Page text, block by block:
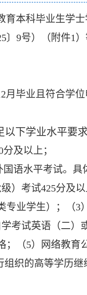
育本科毕业生学
9号）（附件1
毕业且符合学
以下学业水平要求
及以上；
语水平考试。
）考试425分及
业学生）；（3
考试英语（二）
（5）网络教育
织的高等学历